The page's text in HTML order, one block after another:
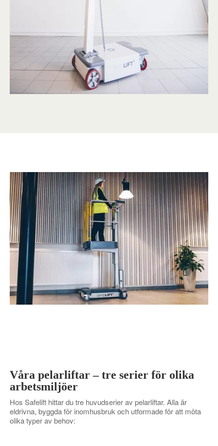
Våra pelarliftar – tre serier för olika
arbetsmiljöer
Hos Safelift hittar du tre huvudserier av pelarliftar. Alla är
eldrivna, byggda för inomhusbruk och utformade för att möta
olika typer av behov: